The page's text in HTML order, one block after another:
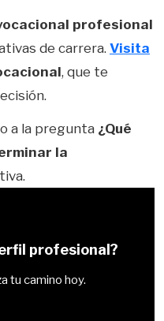
profesional
de carrera. Visita
, que te
a la pregunta ¿Qué
la
profesional?
tu camino hoy.